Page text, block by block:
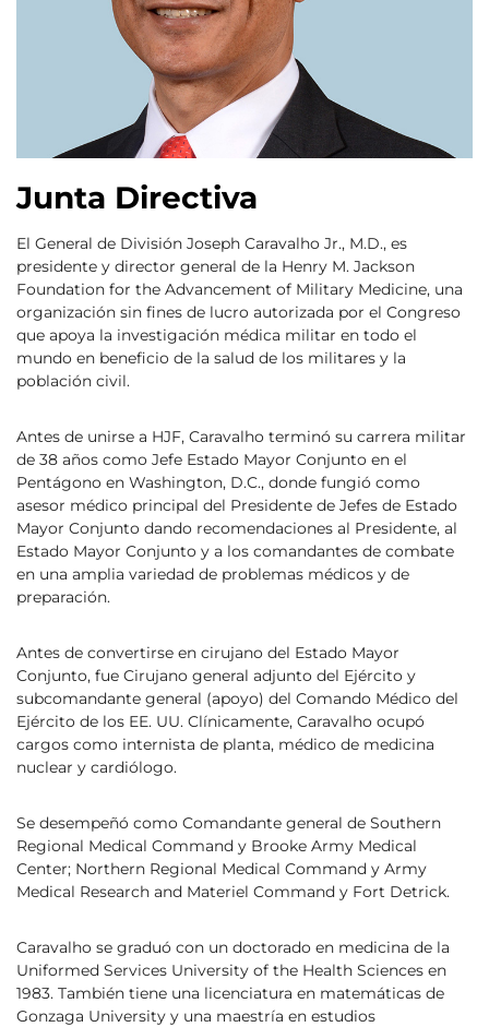
Junta Directiva
El General de División Joseph Caravalho Jr., M.D., es
presidente y director general de la Henry M. Jackson
Foundation for the Advancement of Military Medicine, una
organización sin fines de lucro autorizada por el Congreso
que apoya la investigación médica militar en todo el
mundo en beneficio de la salud de los militares y la
población civil.
Antes de unirse a HJF, Caravalho terminó su carrera militar
de 38 años como Jefe Estado Mayor Conjunto en el
Pentágono en Washington, D.C., donde fungió como
asesor médico principal del Presidente de Jefes de Estado
Mayor Conjunto dando recomendaciones al Presidente, al
Estado Mayor Conjunto y a los comandantes de combate
en una amplia variedad de problemas médicos y de
preparación.
Antes de convertirse en cirujano del Estado Mayor
Conjunto, fue Cirujano general adjunto del Ejército y
subcomandante general (apoyo) del Comando Médico del
Ejército de los EE. UU. Clínicamente, Caravalho ocupó
cargos como internista de planta, médico de medicina
nuclear y cardiólogo.
Se desempeñó como Comandante general de Southern
Regional Medical Command y Brooke Army Medical
Center; Northern Regional Medical Command y Army
Medical Research and Materiel Command y Fort Detrick.
Caravalho se graduó con un doctorado en medicina de la
Uniformed Services University of the Health Sciences en
1983. También tiene una licenciatura en matemáticas de
Gonzaga University y una maestría en estudios